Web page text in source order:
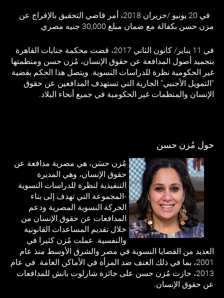
في 20 يونيو /حزيران 2018، أمر قاضي التحقيق بالإفراج عن
مزن حسن بكفالة مع ضمان مبلغ 30,000 جنيه مصري
في 11 يناير/ كانون الثاني 2017، قضت محكمة جنايات القاهرة
بتجميد أصول المدافعة عن حقوق الإنسان، مُزن حسن ومنظمتها
غير الحكومية نظرة للدراسات النسوية. ويتصل هذا الحكم بقضية
"التمويل الأجنبي" الجارية التي تستهدف المدافعين عن حقوق
الإنسان والمنظمات غير الحكومية في جميع أنحاء البلاد.
حول مُزن حسن
مُزن حسَن، هي مصرية مدافعة عن
حقوق الإنسان، وهي المديرة
التنفيذية لنظرة للدراسات النسوية
-المجموعة التي تهدف إلى بناء
الحركة النسوية المصرية ودعم
المدافعات عن حقوق الإنسان من
خلال تقديم المساعدات القانونية
والنفسية. عملت مُزن كثيرا في
العديد من القضايا النسوية في مصر والشرق الأوسط منذ عام
2001، بما في ذلك العنف ضد المرأة في الأماكن العامة. في عام
2013، حازت مُزن حسن على جائزة شارلوت بانش للمدافعات
عن حقوق الإنسان.